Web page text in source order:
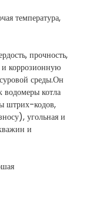
температура,
прочность,
и коррозионную
среды.Он
водомеры котла
штрих-кодов,
угольная и
и